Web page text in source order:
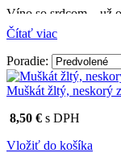
Víno so srdcom – už
Firma Ostrožovič je
slovenskom Tokaji.
Vyrábame kvalitné
priniesli na slovenský
Furmint, Lipovina a
spracúvame
fermentácie.
Čítať viac
Poradie:
Muškát žltý, neskorý
8,50 € s DPH
Vložiť do košíka